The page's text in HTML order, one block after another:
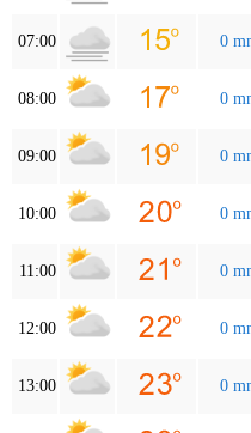
07:00 0
08:00 0
09:00 0
10:00 0
11:00 0
12:00 0
13:00 0